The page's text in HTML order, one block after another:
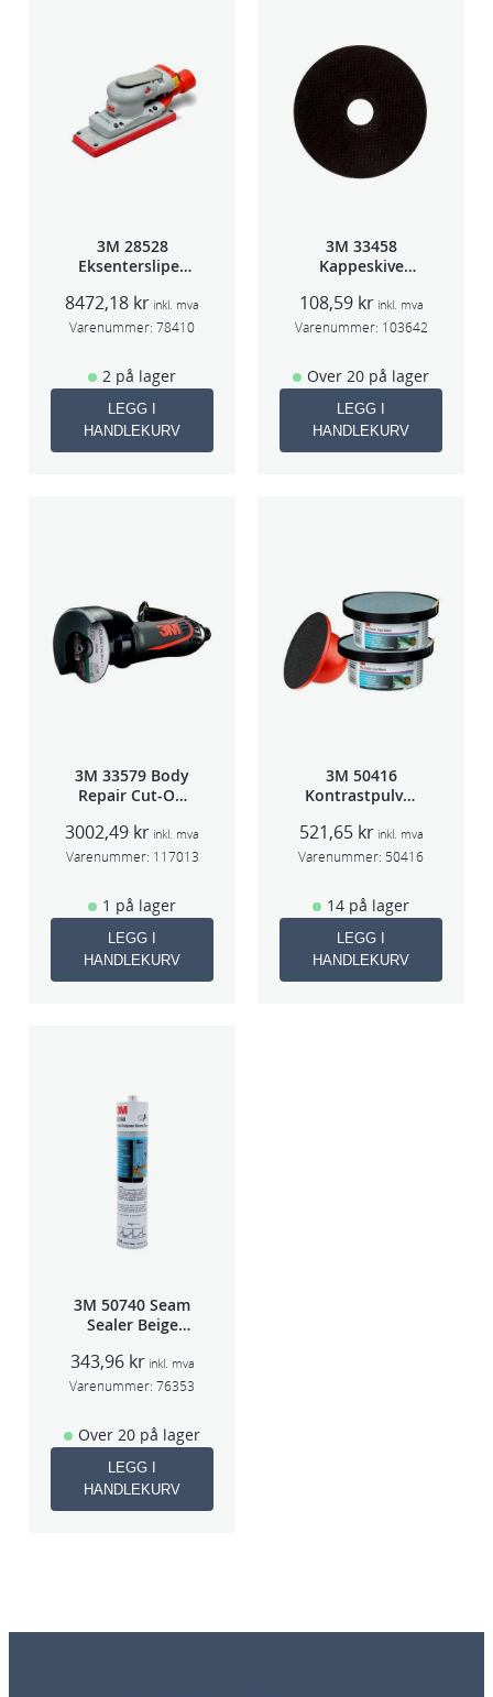
3M 28528
Eksentersliper
3mm slag
70×198
8472,18 kr inkl. mva
Varenummer: 78410
2 på lager
LEGG I
HANDLEKURV
3M 33458
Kappeskive
5stk/pk pris/stk
108,59 kr inkl. mva
Varenummer: 103642
Over 20 på lager
LEGG I
HANDLEKURV
3M 33579 Body
Repair Cut-Off
75mm
3002,49 kr inkl. mva
Varenummer: 117013
1 på lager
LEGG I
HANDLEKURV
3M 50416
Kontrastpulver
521,65 kr inkl. mva
Varenummer: 50416
14 på lager
LEGG I
HANDLEKURV
3M 50740 Seam
Sealer Beige
8851)
343,96 kr inkl. mva
Varenummer: 76353
Over 20 på lager
LEGG I
HANDLEKURV